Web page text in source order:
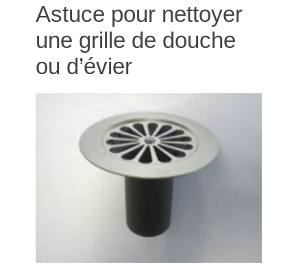
Astuce pour nettoyer
une grille de douche
ou d’évier